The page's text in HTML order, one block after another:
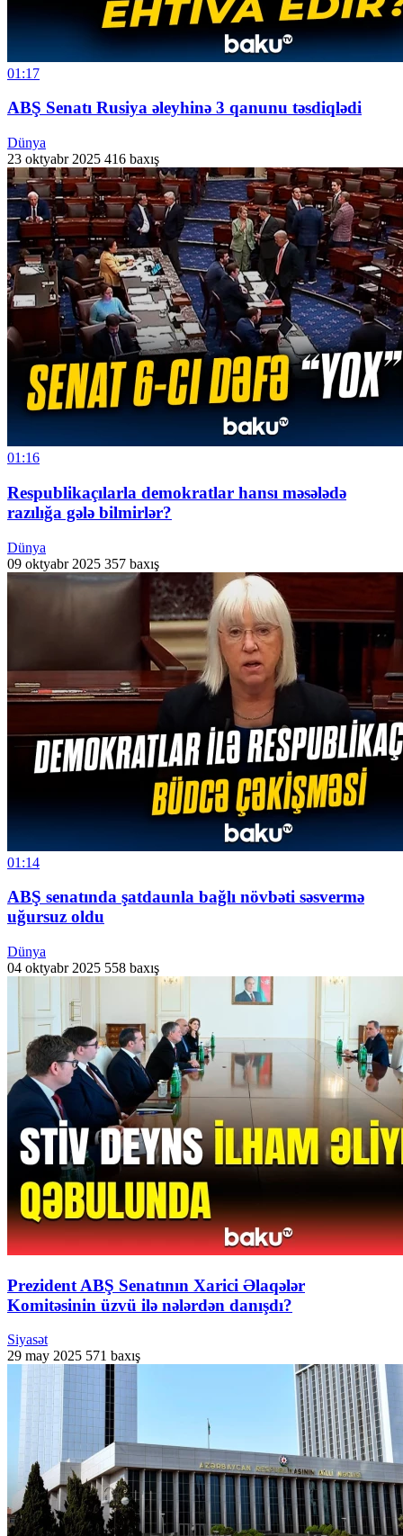
01:17
ABŞ Senatı Rusiya əleyhinə 3 qanunu təsdiqlədi
Dünya
23 oktyabr 2025 416 baxış
01:16
Respublikaçılarla demokratlar hansı məsələdə
razılığa gələ bilmirlər?
Dünya
09 oktyabr 2025 357 baxış
01:14
ABŞ senatında şatdaunla bağlı növbəti səsvermə
uğursuz oldu
Dünya
04 oktyabr 2025 558 baxış
Prezident ABŞ Senatının Xarici Əlaqələr
Komitəsinin üzvü ilə nələrdən danışdı?
Siyasət
29 may 2025 571 baxış